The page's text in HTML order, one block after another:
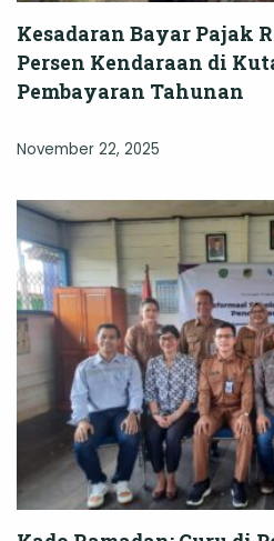
Kesadaran Bayar Pajak
Persen Kendaraan di
Pembayaran Tahunan
November 22, 2025